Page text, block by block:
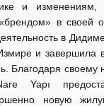
и
в своей
в
и завершила
Благодаря своему
Yapı
новую